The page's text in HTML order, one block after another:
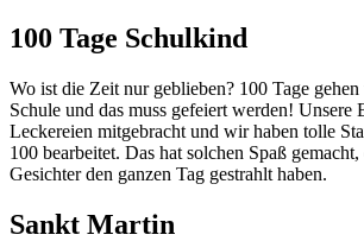
100 Tage Schulkind
Wo ist die Zeit nur geblieben? 100 Tage
Schule und das muss gefeiert werden! Unsere
Leckereien mitgebracht und wir haben tolle
100 bearbeitet. Das hat solchen Spaß gemacht,
Gesichter den ganzen Tag gestrahlt haben.
Sankt Martin